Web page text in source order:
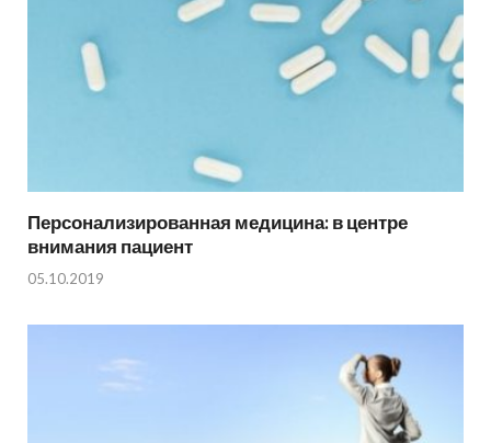
Персонализированная медицина: в центре
внимания пациент
05.10.2019